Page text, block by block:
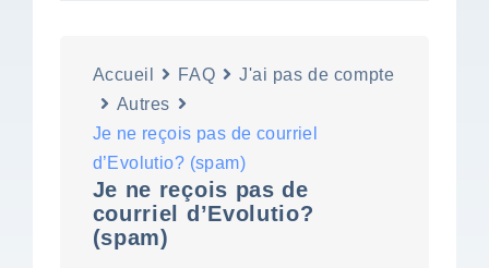
Je ne reçois pas de
courriel d’Evolutio?
(spam)
Accueil FAQ
J'ai pas de compte
Autres
Je ne reçois pas de courriel
d’Evolutio? (spam)